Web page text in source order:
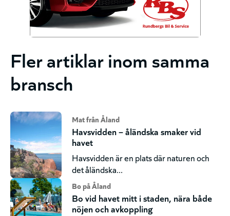
Fler artiklar inom samma
bransch
Mat från Åland
Havsvidden – åländska smaker vid
havet
Havsvidden är en plats där naturen och
det åländska...
Bo på Åland
Bo vid havet mitt i staden, nära både
nöjen och avkoppling